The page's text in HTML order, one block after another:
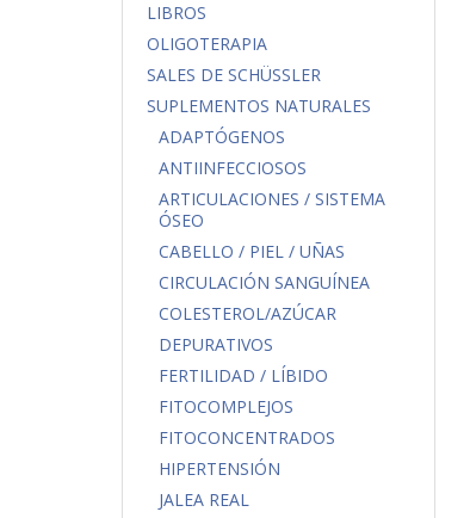
LIBROS
OLIGOTERAPIA
SALES DE SCHÜSSLER
SUPLEMENTOS NATURALES
ADAPTÓGENOS
ANTIINFECCIOSOS
ARTICULACIONES / SISTEMA
ÓSEO
CABELLO / PIEL / UÑAS
CIRCULACIÓN SANGUÍNEA
COLESTEROL/AZÚCAR
DEPURATIVOS
FERTILIDAD / LÍBIDO
FITOCOMPLEJOS
FITOCONCENTRADOS
HIPERTENSIÓN
JALEA REAL